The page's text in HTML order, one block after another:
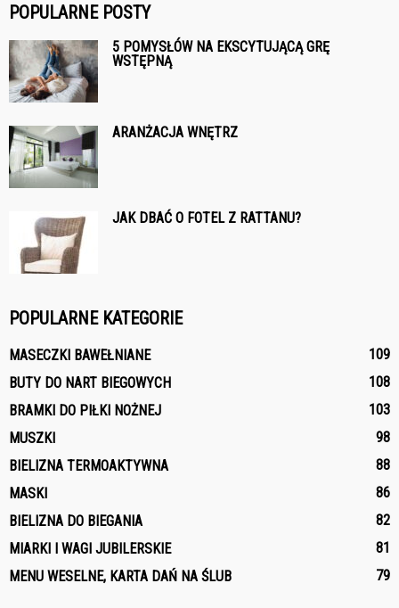
POPULARNE POSTY
5 POMYSŁÓW NA EKSCYTUJĄCĄ GRĘ
WSTĘPNĄ
ARANŻACJA WNĘTRZ
JAK DBAĆ O FOTEL Z RATTANU?
POPULARNE KATEGORIE
MASECZKI BAWEŁNIANE
109
BUTY DO NART BIEGOWYCH
108
BRAMKI DO PIŁKI NOŻNEJ
103
MUSZKI
98
BIELIZNA TERMOAKTYWNA
88
MASKI
86
BIELIZNA DO BIEGANIA
82
MIARKI I WAGI JUBILERSKIE
81
MENU WESELNE, KARTA DAŃ NA ŚLUB
79